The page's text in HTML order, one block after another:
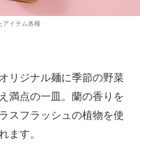
アイテム各種
リジナル麺に季節の野菜
満点の一皿。蘭の香りを
スフラッシュの植物を使
ます。